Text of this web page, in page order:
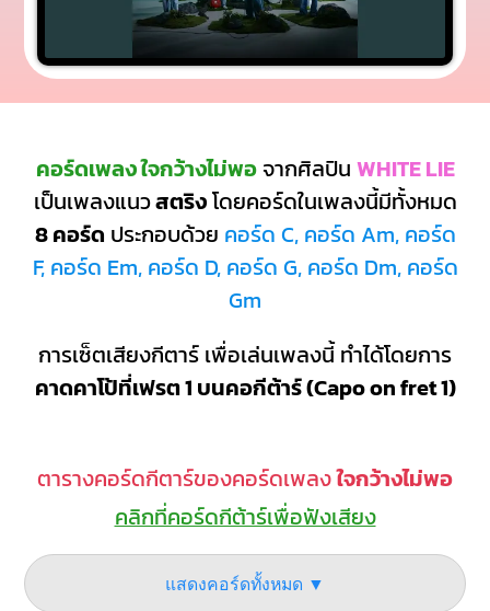
คอร์ดเพลง ใจกว้างไม่พอจากศิลปิน WHITE LIE
เป็นเพลงแนวสตริงโดยคอร์ดในเพลงนี้มีทั้งหมด
8 คอร์ด ประกอบด้วย คอร์ด C, คอร์ด Am, คอร์ด
F, คอร์ด Em, คอร์ด D, คอร์ด G, คอร์ด Dm, คอร์ด
Gm
การเซ็ตเสียงกีตาร์ เพื่อเล่นเพลงนี้ ทำได้โดยการ
คาดคาโป้ที่เฟรต 1 บนคอกีต้าร์ (Capo on fret 1)
ตารางคอร์ดกีตาร์ของคอร์ดเพลงใจกว้างไม่พอ
คลิกที่คอร์ดกีต้าร์เพื่อฟังเสียง
แสดงคอร์ดทั้งหมด ▼